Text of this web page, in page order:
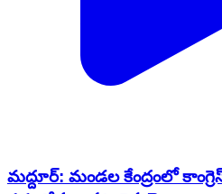
మద్దూర్: మండల కేంద్రంలో